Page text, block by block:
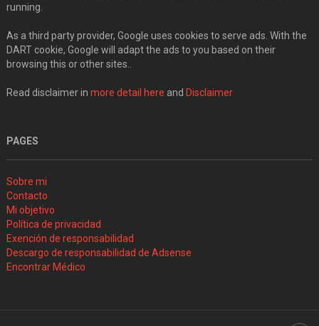
running.
As a third party provider, Google uses cookies to serve ads. With the
DART cookie, Google will adapt the ads to you based on their
browsing this or other sites..
Read disclaimer in more detail here and Disclaimer
PAGES
Sobre mi
Contacto
Mi objetivo
Política de privacidad
Exención de responsabilidad
Descargo de responsabilidad de Adsense
Encontrar Médico